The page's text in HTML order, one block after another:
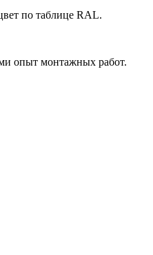
по таблице RAL.
опыт монтажных работ.